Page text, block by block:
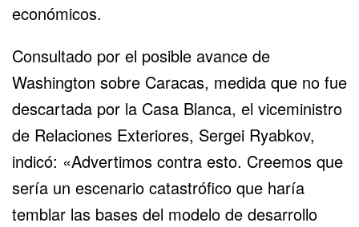
económicos.
Consultado por el posible avance de
Washington sobre Caracas, medida que no fue
descartada por la Casa Blanca, el viceministro
de Relaciones Exteriores, Sergei Ryabkov,
indicó: «Advertimos contra esto. Creemos que
sería un escenario catastrófico que haría
temblar las bases del modelo de desarrollo